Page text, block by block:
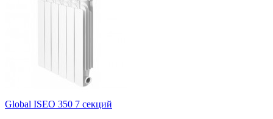
Global ISEO 350 7 секций